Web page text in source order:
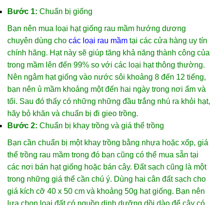
Bước 1: Chuẩn bị giống
Bạn nên mua loại hạt giống rau mầm hướng dương
chuyên dùng cho các loại rau mầm tại các cửa hàng uy tín
chính hãng. Hạt này sẽ giúp tăng khả năng thành công của
trong mầm lên đến 99% so với các loại hạt thông thường.
Nên ngâm hạt giống vào nước sôi khoảng 8 đến 12 tiếng,
bạn nên ủ mầm khoảng một đến hai ngày trong nơi ẩm và
tối. Sau đó thấy có những những đầu trắng nhú ra khỏi hạt,
hãy bỏ khăn và chuẩn bị đi gieo trồng.
Bước 2: Chuẩn bị khay trồng và giá thể trồng
Bạn cần chuẩn bị một khay trồng bằng nhựa hoặc xốp, giá
thể trồng rau mầm trong đó bạn cũng có thể mua sẵn tại
các nơi bán hạt giống hoặc bán cây. Đất sạch cũng là một
trong những giá thể cần chú ý. Dùng hai cân đất sạch cho
giá kích cỡ 40 x 50 cm và khoảng 50g hạt giống. Bạn nên
lựa chọn loại đất có nguồn dinh dưỡng dồi dào để cây có